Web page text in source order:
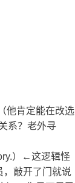
他肯定能在改选
系？老外寻
）←这逻辑怪
敲开了门就说